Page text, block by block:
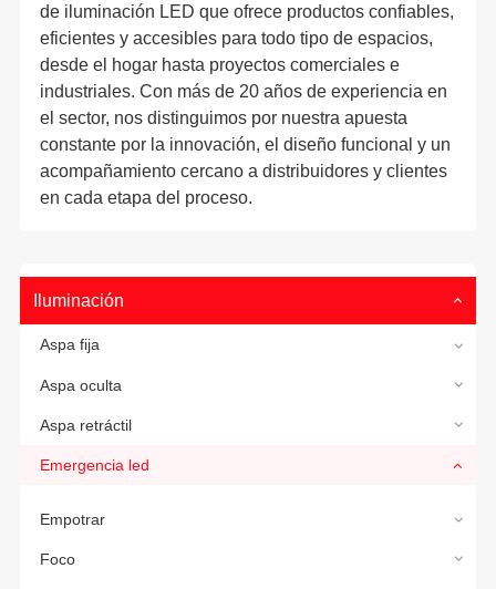
de iluminación LED que ofrece productos confiables,
eficientes y accesibles para todo tipo de espacios,
desde el hogar hasta proyectos comerciales e
industriales. Con más de 20 años de experiencia en
el sector, nos distinguimos por nuestra apuesta
constante por la innovación, el diseño funcional y un
acompañamiento cercano a distribuidores y clientes
en cada etapa del proceso.
Iluminación
Aspa fija
Aspa oculta
Aspa retráctil
Emergencia led
Empotrar
Foco